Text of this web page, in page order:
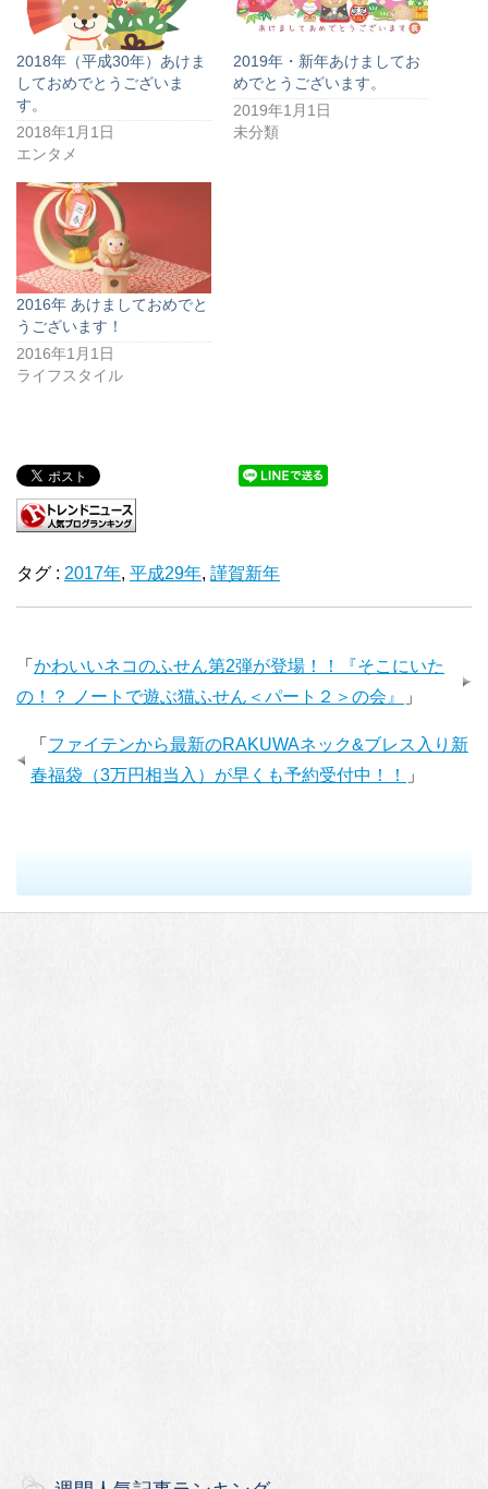
2018年（平成30年）あけま
しておめでとうございま
す。
2018年1月1日
エンタメ
2019年・新年あけましてお
めでとうございます。
2019年1月1日
未分類
2016年 あけましておめでと
うございます！
2016年1月1日
ライフスタイル
タグ : 2017年, 平成29年, 謹賀新年
「 かわいいネコのふせん第2弾が登場！！『そこにいた
の！？ ノートで遊ぶ猫ふせん＜パート２＞の会』
」
「 ファイテンから最新のRAKUWAネック&ブレス入り新
春福袋（3万円相当入）が早くも予約受付中！！
」